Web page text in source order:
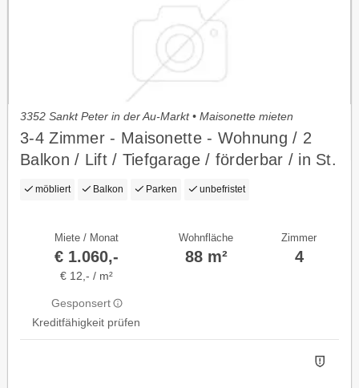
3352 Sankt Peter in der Au-Markt • Maisonette mieten
3-4 Zimmer - Maisonette - Wohnung / 2
Balkon / Lift / Tiefgarage / förderbar / in St.
Peter in der Au
möbliert Balkon Parken unbefristet
Miete / Monat
€ 1.060,-
€ 12,- / m²
Gesponsert
Kreditfähigkeit prüfen
Wohnfläche
88 m²
Zimmer
4